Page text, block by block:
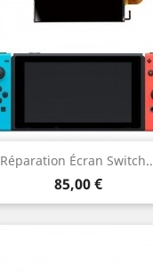
Réparation Écran
Prix
85,00 €